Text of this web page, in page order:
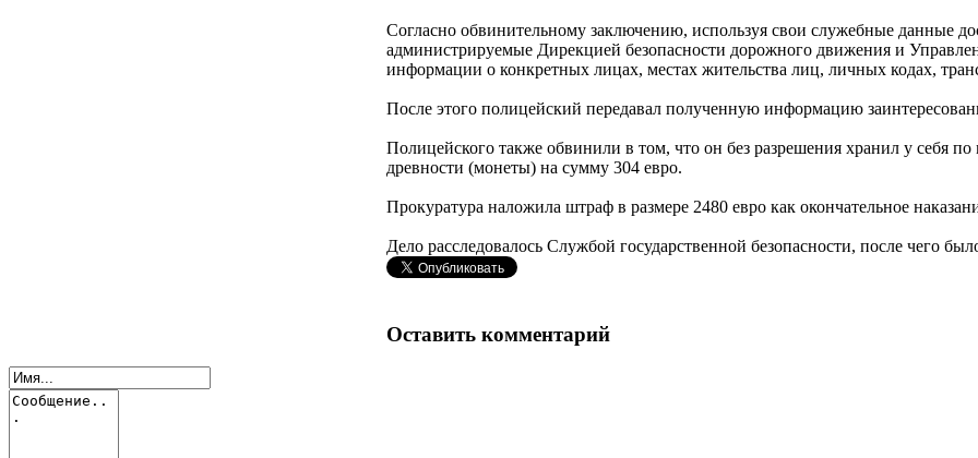
Согласно обвинительному заключению, используя свои служебные данные
администрируемые Дирекцией безопасности дорожного движения и
информации о конкретных лицах, местах жительства лиц, личных кодах,
После этого полицейский передавал полученную информацию
Полицейского также обвинили в том, что он без разрешения хранил у себя
древности (монеты) на сумму 304 евро.
Прокуратура наложила штраф в размере 2480 евро как окончательное
Дело расследовалось Службой государственной безопасности, после чего
Оставить комментарий